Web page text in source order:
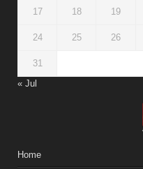
17 18 19
24 25 26
31
« Jul
Home